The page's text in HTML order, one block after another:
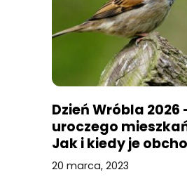
Dzień Wróbla 2026
uroczego
Jak i kiedy je
20 marca, 2023